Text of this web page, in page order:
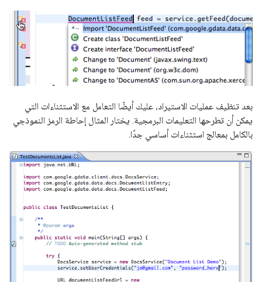
بعد تنظيف عمليات الاستيراد، عليك أيضًا التعامل مع الاستثناءات التي
يمكن أن تطرحها التعليمات البرمجية. يختار المثال إحاطة الرمز النموذجي
بالكامل بمعالج استثناءات أساسي جدًا.